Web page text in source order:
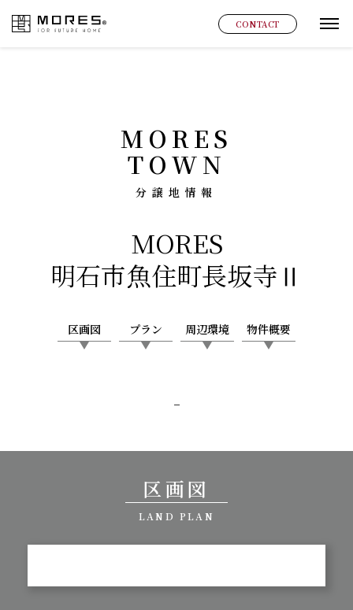
MORES CONTACT グ
MORES
TOWN
分譲地情報
MORES
明石市魚住町長坂寺Ⅱ
区画図 プラン 周辺環境 物件概要
-
区画図
LAND PLAN